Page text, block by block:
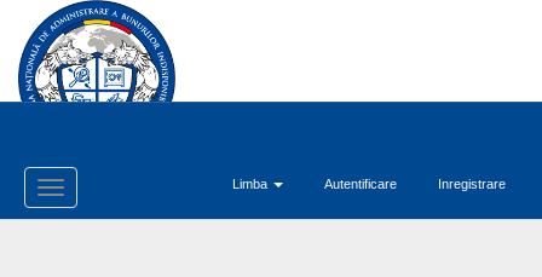
Limba Autentificare Inregistrare
Toggle
Navigation